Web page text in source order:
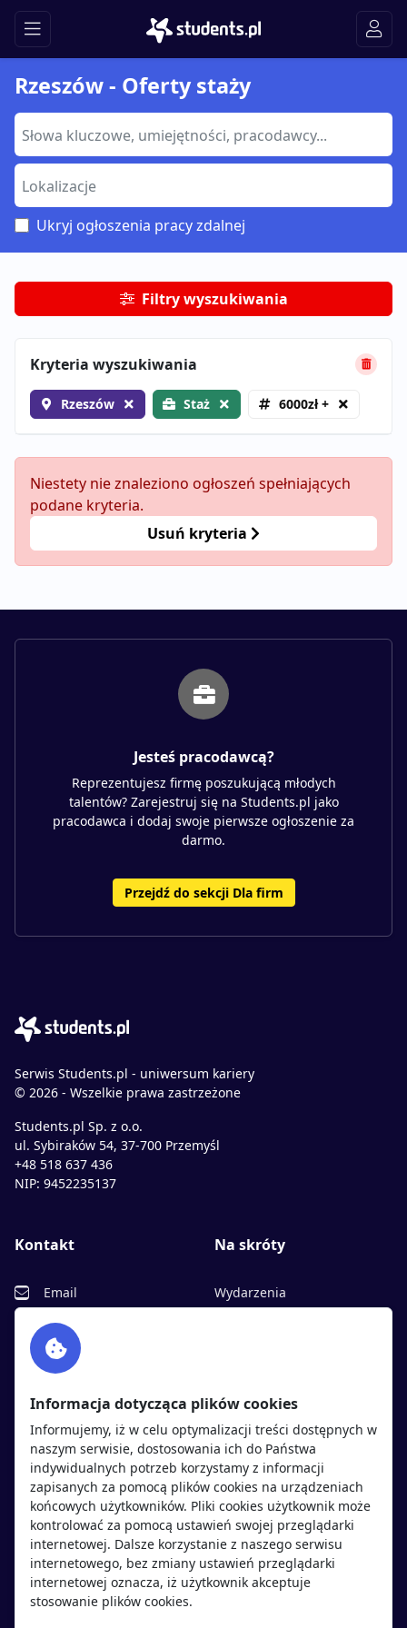
Rzeszów - Oferty staży
Ukryj ogłoszenia pracy zdalnej
Filtry wyszukiwania
Kryteria wyszukiwania
Rzeszów Staż 6000zł +
Niestety nie znaleziono ogłoszeń spełniających
podane kryteria.
Usuń kryteria
Jesteś pracodawcą?
Reprezentujesz firmę poszukującą młodych
talentów? Zarejestruj się na Students.pl jako
pracodawca i dodaj swoje pierwsze ogłoszenie za
darmo.
Przejdź do sekcji Dla firm
Serwis Students.pl - uniwersum kariery
© 2026 - Wszelkie prawa zastrzeżone
Students.pl Sp. z o.o.
ul. Sybiraków 54, 37-700 Przemyśl
+48 518 637 436
NIP: 9452235137
Kontakt
Email
Facebook
Twitter
Na skróty
Wydarzenia
Polityka cookies
Polityka prywatności
Kandydaci
Regulamin kandydata
Oferty pracy
Pracodawcy
Pracodawcy
Regulamin pracodawcy
Dodaj ogłoszenie
Informacja dotycząca plików cookies
Informujemy, iż w celu optymalizacji treści dostępnych w
naszym serwisie, dostosowania ich do Państwa
indywidualnych potrzeb korzystamy z informacji
zapisanych za pomocą plików cookies na urządzeniach
końcowych użytkowników. Pliki cookies użytkownik może
kontrolować za pomocą ustawień swojej przeglądarki
internetowej. Dalsze korzystanie z naszego serwisu
internetowego, bez zmiany ustawień przeglądarki
internetowej oznacza, iż użytkownik akceptuje
stosowanie plików cookies.